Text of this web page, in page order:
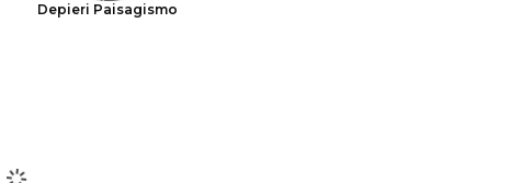
Depieri Paisagismo